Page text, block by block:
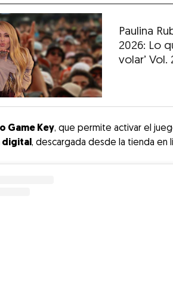
Paulina
2026: Lo
volar’ Vol.
Game Key, que permite activar el
digital, descargada desde la tienda en